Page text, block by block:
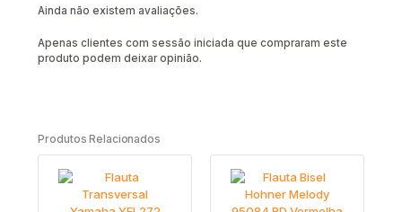
Ainda não existem avaliações.
Apenas clientes com sessão iniciada que compraram este
produto podem deixar opinião.
Produtos Relacionados